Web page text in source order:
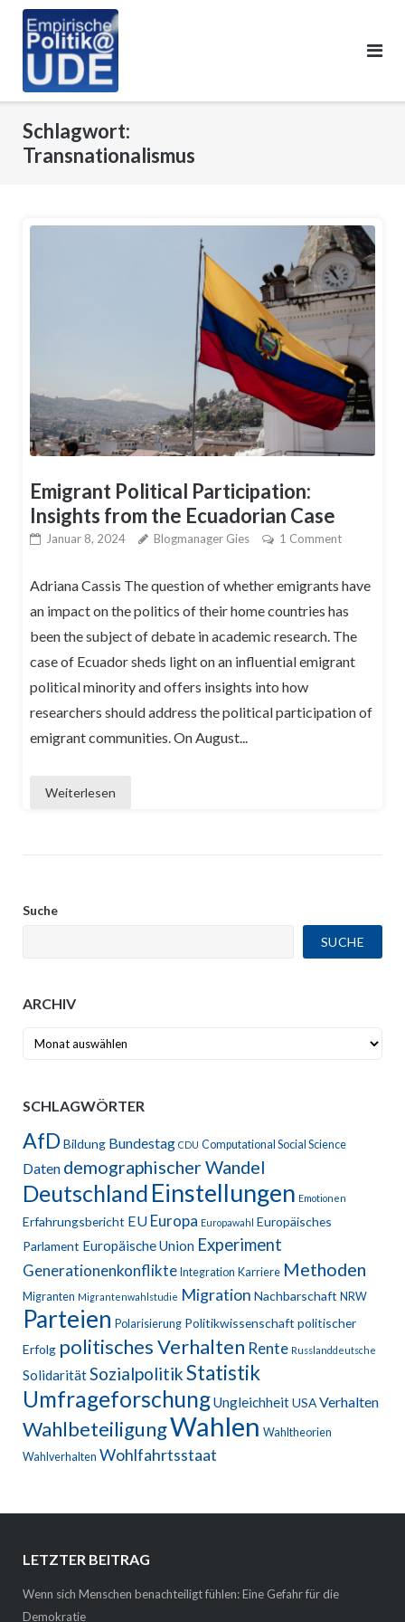
content
Schlagwort:
Transnationalismus
Emigrant Political Participation:
Insights from the Ecuadorian Case
Januar 8, 2024 Blogmanager Gies 1 Comment
Adriana Cassis The question of whether emigrants have
an impact on the politics of their home countries has
been the subject of debate in academic research. The
case of Ecuador sheds light on an influential emigrant
political minority and offers insights into how
researchers should address the political participation of
emigrant communities. On August...
Weiterlesen
Suche
SUCHE
ARCHIV
Archiv
SCHLAGWÖRTER
AfDBildung Bundestag CDU Computational Social Science
Daten demographischer Wandel
Deutschland Einstellungen Emotionen
Erfahrungsbericht EU Europa Europawahl Europäisches
Parlament Europäische Union Experiment
Generationenkonflikte Integration Karriere Methoden
Migranten Migrantenwahlstudie Migration Nachbarschaft NRW
Parteien Polarisierung Politikwissenschaft politischer
Erfolg politisches Verhalten Rente Russlanddeutsche
SolidaritätSozialpolitikStatistik
UmfrageforschungUngleichheitUSAVerhalten
WahlbeteiligungWahlen Wahltheorien
Wahlverhalten Wohlfahrtsstaat
LETZTER BEITRAG
Wenn sich Menschen benachteiligt fühlen: Eine Gefahr für die
Demokratie